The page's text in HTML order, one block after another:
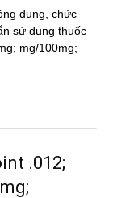
dụng, chức
sử dụng thuốc
mg/100mg;
.012;